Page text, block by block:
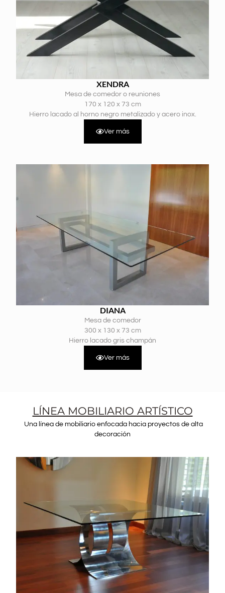
XENDRA
Mesa de comedor o reuniones
170 x 120 x 73 cm
Hierro lacado al horno negro metalizado y acero inox.
Ver más
DIANA
Mesa de comedor
300 x 130 x 73 cm
Hierro lacado gris champán
Ver más
LÍNEA MOBILIARIO ARTÍSTICO
Una línea de mobiliario enfocada hacia proyectos de alta
decoración